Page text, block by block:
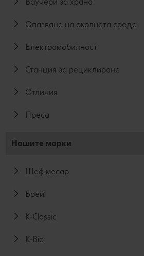
Опазване на околната среда
Електромобилност
Станция за рециклиране
Отличия
Преса
Нашите марки
Шеф месар
Брей!
K-Classic
K-Bio